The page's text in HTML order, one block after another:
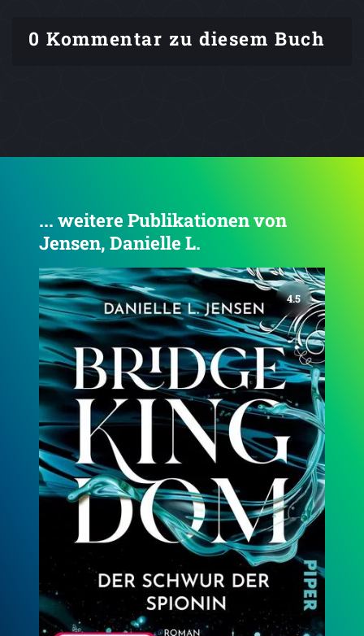
0 Kommentar zu diesem Buch
... weitere Publikationen von
Jensen, Danielle L.
Bridge Kingdom – Der Schwur der Spionin
(Bridge Kingdom 1)